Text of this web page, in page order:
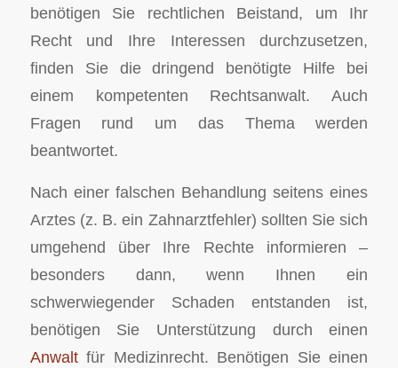
benötigen Sie rechtlichen Beistand, um Ihr
Recht und Ihre Interessen durchzusetzen,
finden Sie die dringend benötigte Hilfe bei
einem kompetenten Rechtsanwalt. Auch
Fragen rund um das Thema werden
beantwortet.
Nach einer falschen Behandlung seitens eines
Arztes (z. B. ein Zahnarztfehler) sollten Sie sich
umgehend über Ihre Rechte informieren –
besonders dann, wenn Ihnen ein
schwerwiegender Schaden entstanden ist,
benötigen Sie Unterstützung durch einen
Anwaltfür Medizinrecht. Benötigen Sie einen